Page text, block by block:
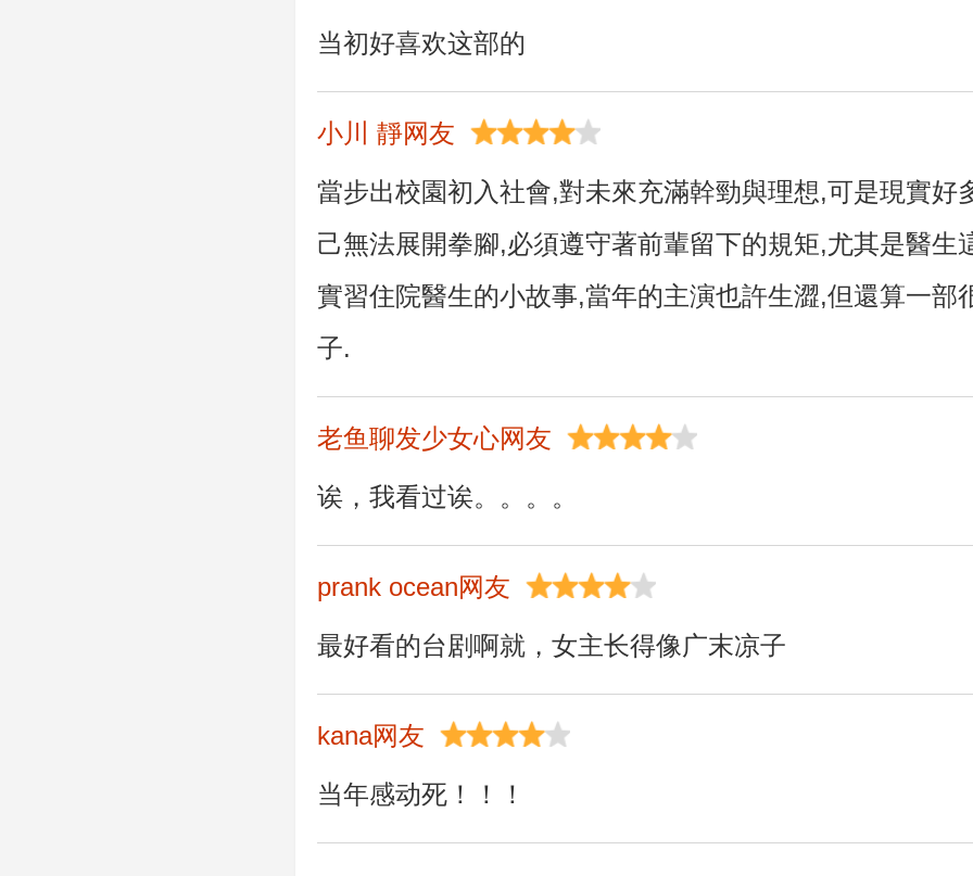
当初好喜欢这部的
小川 靜网友
當步出校園初入社會,對未來充滿幹勁與理想,可是現實好
己無法展開拳腳,必須遵守著前輩留下的規矩,尤其是醫生
實習住院醫生的小故事,當年的主演也許生澀,但還算一部
子.
老鱼聊发少女心网友
诶，我看过诶。。。。
prank ocean网友
最好看的台剧啊就，女主长得像广末凉子
kana网友
当年感动死！！！